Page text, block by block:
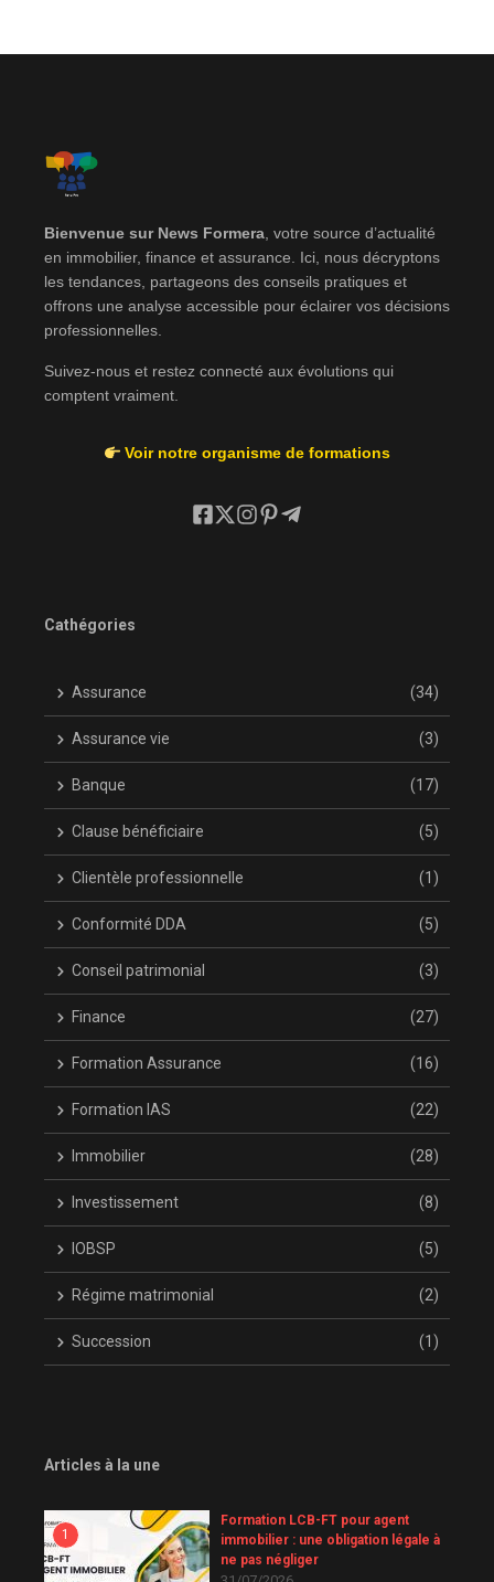
Bienvenue sur News Formera, votre source d’actualité
en immobilier, finance et assurance. Ici, nous décryptons
les tendances, partageons des conseils pratiques et
offrons une analyse accessible pour éclairer vos décisions
professionnelles.
Suivez-nous et restez connecté aux évolutions qui
comptent vraiment.
Voir notre organisme de formations
Cathégories
Assurance (34)
Assurance vie (3)
Banque (17)
Clause bénéficiaire (5)
Clientèle professionnelle (1)
Conformité DDA (5)
Conseil patrimonial (3)
Finance (27)
Formation Assurance (16)
Formation IAS (22)
Immobilier (28)
Investissement (8)
IOBSP (5)
Régime matrimonial (2)
Succession (1)
Articles à la une
1
Formation LCB-FT pour agent
immobilier : une obligation légale à
ne pas négliger